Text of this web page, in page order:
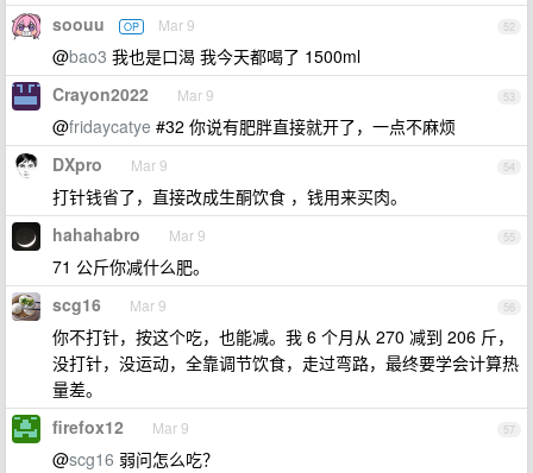
52
soouu OP Mar 9
@bao3 我也是口渴 我今天都喝了 1500ml
53
Crayon2022 Mar 9
@fridaycatye #32 你说有肥胖直接就开了，一点不麻烦
54
DXpro Mar 9
打针钱省了，直接改成生酮饮食 ，钱用来买肉。
55
hahahabro Mar 9
71 公斤你减什么肥。
56
scg16 Mar 9
你不打针，按这个吃，也能减。我 6 个月从 270 减到 206 斤，
没打针，没运动，全靠调节饮食，走过弯路，最终要学会计算热
量差。
57
firefox12 Mar 9
@scg16 弱问怎么吃？